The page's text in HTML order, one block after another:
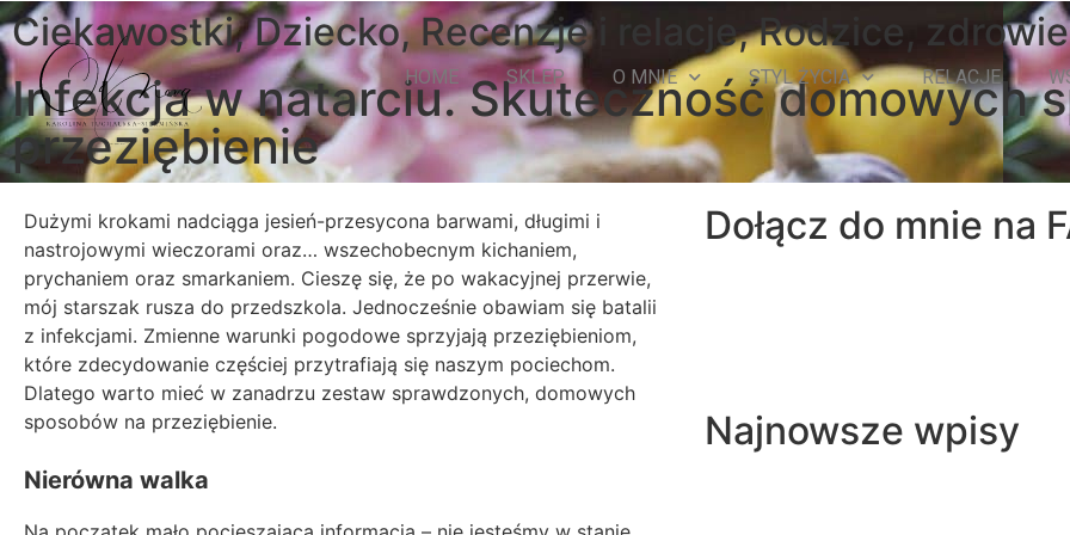
HOME SKLEP O MNIE STYL ŻYCIA RELACJE
Ciekawostki,Dziecko,Recenzje i relacje,Rodzice,
Infekcja w natarciu. Skuteczność domowych
przeziębienie
Dużymi krokami nadciąga jesień-przesycona barwami, długimi i
nastrojowymi wieczorami oraz… wszechobecnym kichaniem,
prychaniem oraz smarkaniem. Cieszę się, że po wakacyjnej przerwie,
mój starszak rusza do przedszkola. Jednocześnie obawiam się batalii
z infekcjami. Zmienne warunki pogodowe sprzyjają przeziębieniom,
które zdecydowanie częściej przytrafiają się naszym pociechom.
Dlatego warto mieć w zanadrzu zestaw sprawdzonych, domowych
sposobów na przeziębienie.
Nierówna walka
Dołącz do mnie na
Najnowsze wpisy